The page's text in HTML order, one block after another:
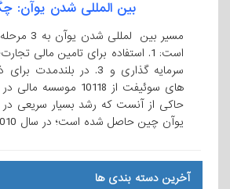
بین المللی شدن یوآن:
مسیر بین
سرمایه گذاری و 3. در
حاکی از آنست که رشد بسیار سریعی در
یوآن چین حاصل شده است؛ در سال 2010، یوآن س�
آخرین دسته بندی ها